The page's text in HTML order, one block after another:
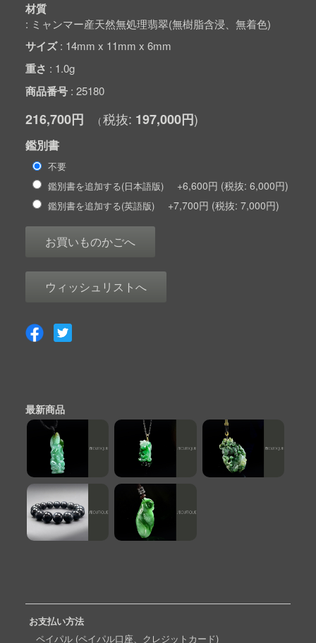
材質
ミャンマー産天然無処理翡翠(無樹脂含浸、無着色)
サイズ 14mm x 11mm x 6mm
重さ 1.0g
商品番号 25180
216,700円 197,000円
鑑別書
不要
鑑別書を追加する(日本語版)
+6,600円 6,000円
鑑別書を追加する(英語版) +7,700円 7,000円
お買いものかごへ
ウィッシュリストへ
最新商品
お支払い方法
ペイパル (ペイパル口座、クレジットカード)